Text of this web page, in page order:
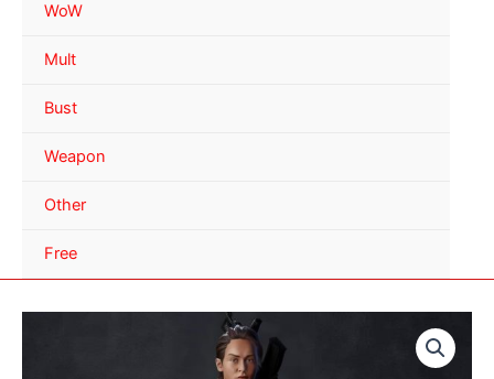
WoW
Mult
Bust
Weapon
Other
Free